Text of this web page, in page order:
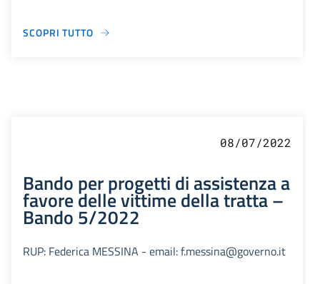
SCOPRI TUTTO
08/07/2022
Bando per progetti di assistenza a
favore delle vittime della tratta –
Bando 5/2022
RUP: Federica MESSINA - email: f.messina@governo.it